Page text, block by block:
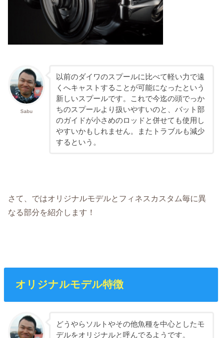
Sabu
以前のダイワのスプールに比べて軽い力で遠
くへキャストすることが可能になったという
新しいスプールです。これで今迄の頭でっか
ちのスプールより扱いやすいのと、バット部
のガイドが小さめのロッドと併せても使用し
やすいかもしれません。またトラブルも減少
するという。
さて、ではオリジナルモデルとフィネスカスタム毎に異
なる部分を紹介します！
オリジナルモデル特徴
どうやらソルトやその他魚種を中心としたモ
デルをオリジナルと呼んでるようです。